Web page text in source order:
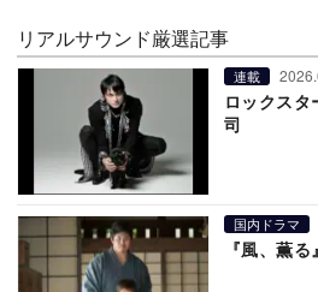
リアルサウンド厳選記事
連載
ロックス
司
国内ドラマ
『風、薫